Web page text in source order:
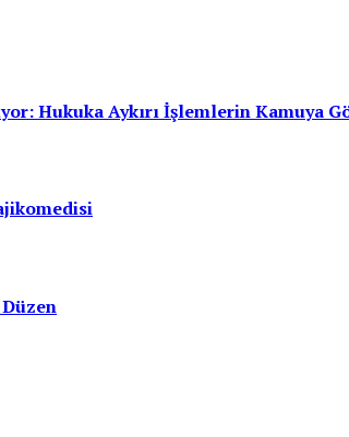
Hukuka Aykırı İşlemlerin Kamuya